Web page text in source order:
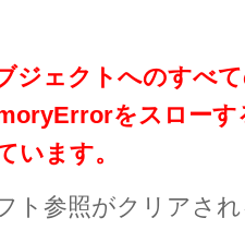
ジェクトへのすべ
をスロー
います。
ト参照がクリアさ